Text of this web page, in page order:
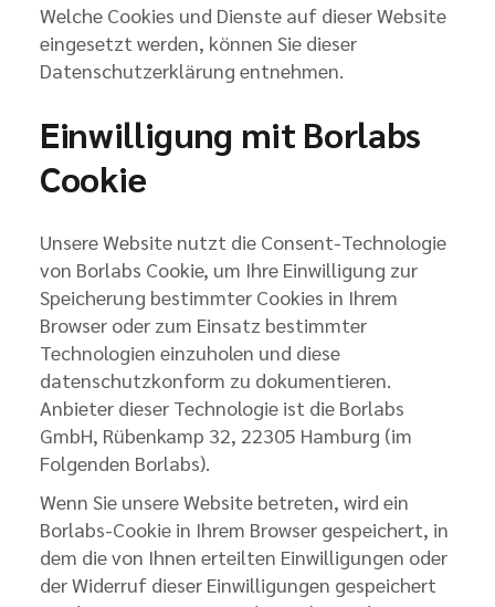
Welche Cookies und Dienste auf dieser Website
eingesetzt werden, können Sie dieser
Datenschutzerklärung entnehmen.
Einwilligung mit Borlabs
Cookie
Unsere Website nutzt die Consent-Technologie
von Borlabs Cookie, um Ihre Einwilligung zur
Speicherung bestimmter Cookies in Ihrem
Browser oder zum Einsatz bestimmter
Technologien einzuholen und diese
datenschutzkonform zu dokumentieren.
Anbieter dieser Technologie ist die Borlabs
GmbH, Rübenkamp 32, 22305 Hamburg (im
Folgenden Borlabs).
Wenn Sie unsere Website betreten, wird ein
Borlabs-Cookie in Ihrem Browser gespeichert, in
dem die von Ihnen erteilten Einwilligungen oder
der Widerruf dieser Einwilligungen gespeichert